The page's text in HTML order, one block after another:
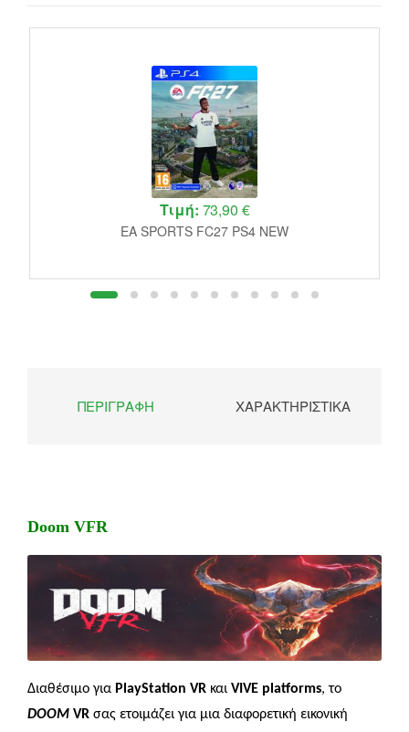
Τιμή: 73,90 €
EA SPORTS FC27 PS4 NEW
ΠΕΡΙΓΡΑΦΉ ΧΑΡΑΚΤΗΡΙΣΤΙΚΆ
Doom VFR
Διαθέσιμο για PlayStation VR και VIVE platforms,το
DOOM VR σας ετοιμάζει για μια διαφορετική εικονική